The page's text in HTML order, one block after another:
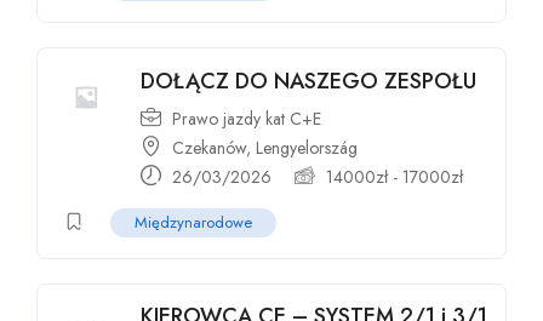
DOŁĄCZ DO NASZEGO ZESPOŁU
Prawo jazdy kat C+E
Czekanów, Lengyelország
26/03/2026
14000zł- 17000zł
Międzynarodowe